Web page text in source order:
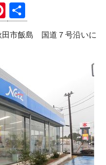
Pi
nt
er
t
有
田市飯島 国道７号沿いに